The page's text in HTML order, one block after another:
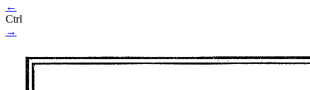
←
Ctrl
→